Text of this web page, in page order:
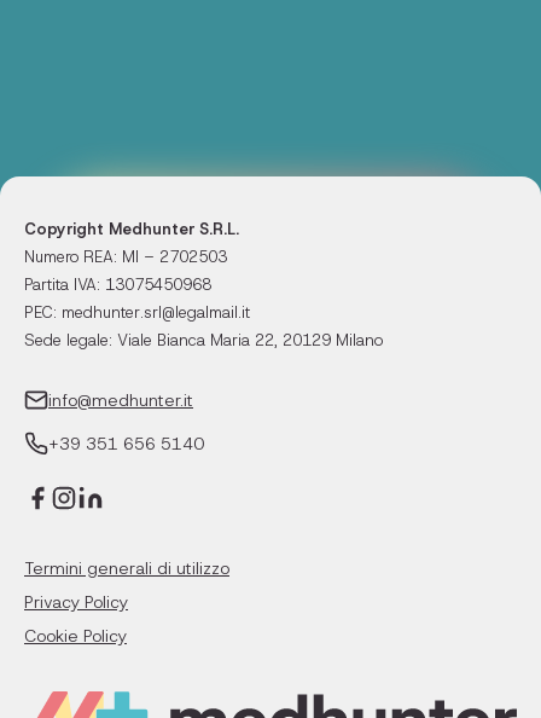
Copyright Medhunter S.R.L.
Numero REA: MI – 2702503
Partita IVA: 13075450968
PEC: medhunter.srl@legalmail.it
Sede legale: Viale Bianca Maria 22, 20129 Milano
info@medhunter.it
+39 351 656 5140
Termini generali di utilizzo
Privacy Policy
Cookie Policy